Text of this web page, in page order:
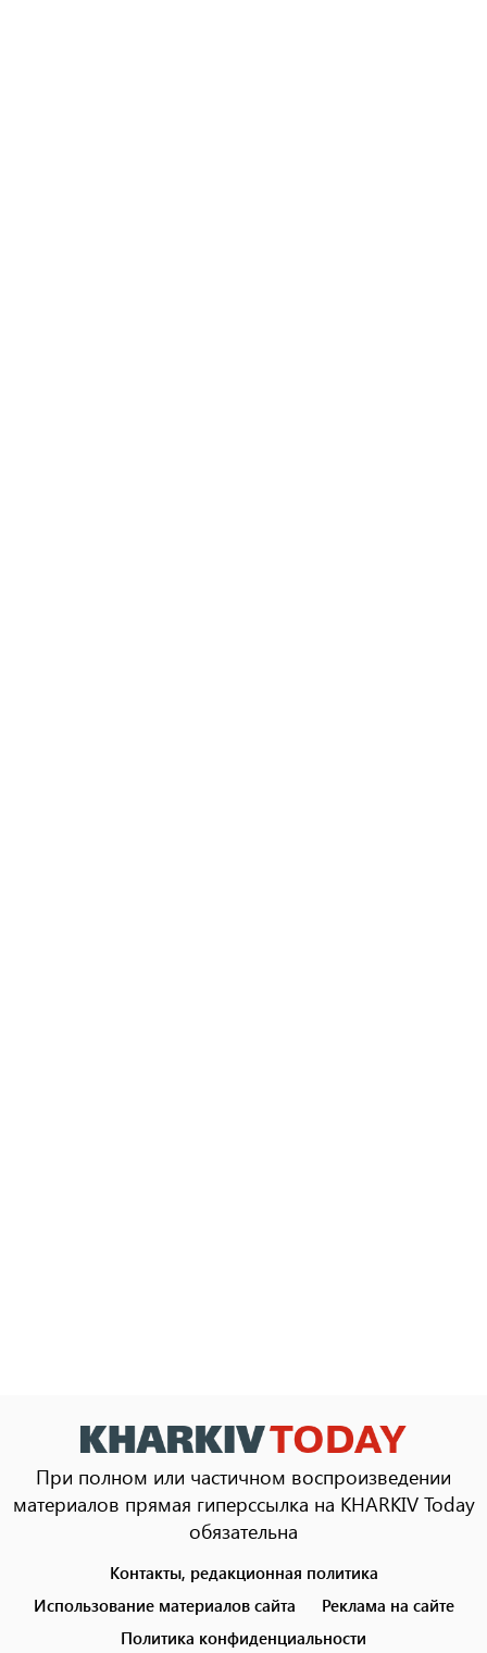
При полном или частичном воспроизведении
материалов прямая гиперссылка на KHARKIV Today
обязательна
menu
Контакты, редакционная политика
Использование материалов сайта
Реклама на сайте
Политика конфиденциальности